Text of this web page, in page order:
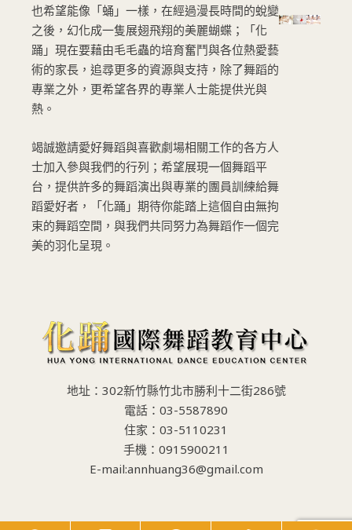
也希望能像「蛹」一樣，在經過漫長時間的蛻變
之後，幻化成一隻展翅飛翔的美麗蝴蝶；「化
踊」現在要藉由毛毛蟲的培育奮鬥與各位熱愛藝
術的家長，追尋更多的資源與支持，除了舞蹈的
專業之外，更希望各界的專業人士能提供光與
熱。
竭誠邀請愛好舞蹈與喜歡劇場相關工作的各方人
士加入參與我們的行列；希望展現一個舞蹈平
台，提供許多的舞蹈演出與專業的團員訓練給舞
蹈愛好者，「化踊」期待你能踏上這個自由無拘
束的舞蹈空間，與我們共同努力為舞蹈作一個完
美的羽化呈現。
地址：302新竹縣竹北市勝利十二街286號
電話：03-5587890
住家：03-5110231
手機：0915900211
E-mail:annhuang36@gmail.com